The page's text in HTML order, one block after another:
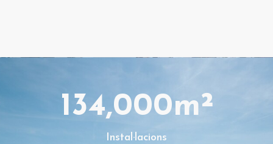
Instal·lacions
134,000m²